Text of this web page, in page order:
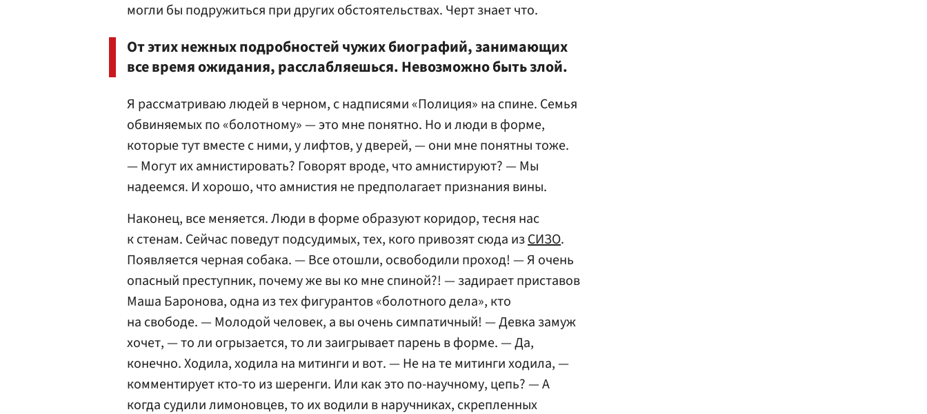
могли бы подружиться при других обстоятельствах. Черт знает что.
От этих нежных подробностей чужих биографий, занимающих
все время ожидания, расслабляешься. Невозможно быть злой.
Я рассматриваю людей в черном, с надписями «Полиция» на спине. Семья
обвиняемых по «болотному» — это мне понятно. Но и люди в форме,
которые тут вместе с ними, у лифтов, у дверей, — они мне понятны тоже.
— Могут их амнистировать? Говорят вроде, что амнистируют? — Мы
надеемся. И хорошо, что амнистия не предполагает признания вины.
Наконец, все меняется. Люди в форме образуют коридор, тесня нас
к стенам. Сейчас поведут подсудимых, тех, кого привозят сюда изСИЗО.
Появляется черная собака. — Все отошли, освободили проход! — Я очень
опасный преступник, почему же вы ко мне спиной?! — задирает приставов
Маша Баронова, одна из тех фигурантов «болотного дела», кто
на свободе. — Молодой человек, а вы очень симпатичный! — Девка замуж
хочет, — то ли огрызается, то ли заигрывает парень в форме. — Да,
конечно. Ходила, ходила на митинги и вот. — Не на те митинги ходила, —
комментирует кто-то из шеренги. Или как это по-научному, цепь? — А
когда судили лимоновцев, то их водили в наручниках, скрепленных